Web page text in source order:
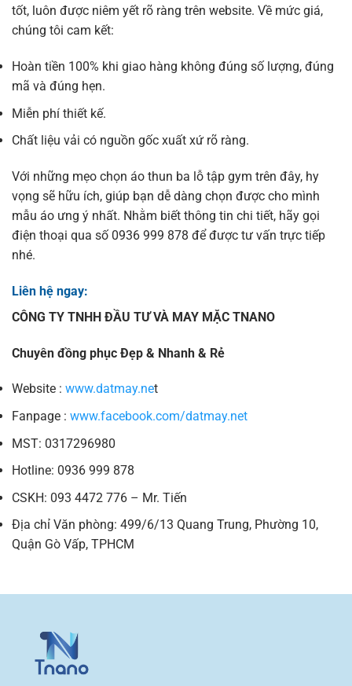
tốt, luôn được niêm yết rõ ràng trên website. Về mức giá,
chúng tôi cam kết:
Hoàn tiền 100% khi giao hàng không đúng số lượng, đúng
mã và đúng hẹn.
Miễn phí thiết kế.
Chất liệu vải có nguồn gốc xuất xứ rõ ràng.
Với những mẹo chọn áo thun ba lỗ tập gym trên đây, hy
vọng sẽ hữu ích, giúp bạn dễ dàng chọn được cho mình
mẫu áo ưng ý nhất. Nhằm biết thông tin chi tiết, hãy gọi
điện thoại qua số 0936 999 878 để được tư vấn trực tiếp
nhé.
Liên hệ ngay:
CÔNG TY TNHH ĐẦU TƯ VÀ MAY MẶC TNANO
Chuyên đồng phục Đẹp & Nhanh & Rẻ
Website : www.datmay.net
Fanpage : www.facebook.com/datmay.net
MST: 0317296980
Hotline: 0936 999 878
CSKH: 093 4472 776 – Mr. Tiến
Địa chỉ Văn phòng: 499/6/13 Quang Trung, Phường 10,
Quận Gò Vấp, TPHCM